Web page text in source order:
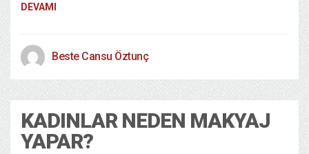
DEVAMI
Beste Cansu Öztunç
KADINLAR NEDEN MAKYAJ
YAPAR?